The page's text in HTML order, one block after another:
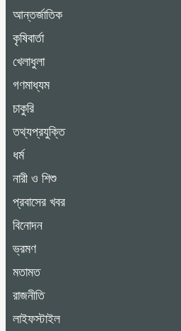
আন্তর্জাতিক
কৃষিবার্তা
খেলাধুলা
গণমাধ্যম
চাকুরি
তথ্যপ্রযুক্তি
ধর্ম
নারী ও শিশু
প্রবাসের খবর
বিনোদন
ভ্রমণ
মতামত
রাজনীতি
লাইফস্টাইল